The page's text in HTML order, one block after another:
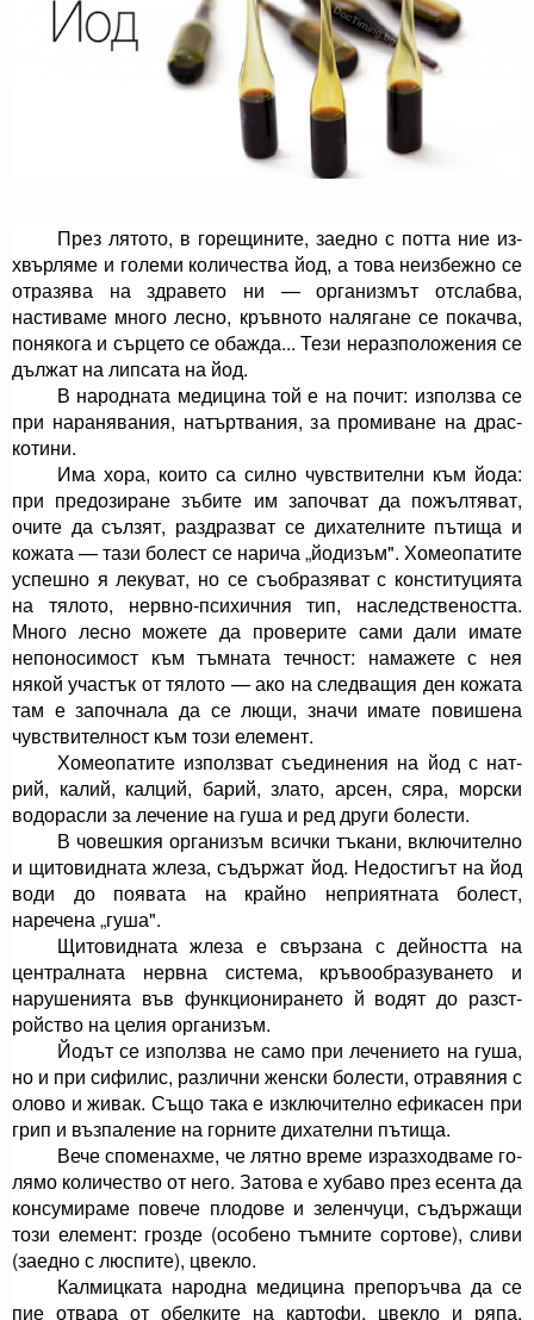
През лятото, в горещините, заедно с потта ние из­
хвърляме и големи количества йод, а това неизбежно се
отразява на здравето ни — организмът отслабва,
настиваме много лесно, кръвното налягане се покач­ва,
понякога и сърцето се обажда... Тези неразполо­жения се
дължат на липсата на йод.
В народната медицина той е на почит: използва се
при наранявания, натъртвания, за промиване на драс­
котини.
Има хора, които са силно чувствителни към йода:
при предозиране зъбите им започват да пожълтяват,
очите да сълзят, раздразват се дихателните пътища и
кожата — тази болест се нарича „йодизъм". Хомеопатите
успешно я лекуват, но се съобразяват с кон­ституцията
на тялото, нервно-психичния тип, нас­ледствеността.
Много лесно можете да проверите сами дали имате
непоносимост към тъмната теч­ност: намажете с нея
някой участък от тялото — ако на следващия ден кожата
там е започнала да се лющи, значи имате повишена
чувствителност към този елемент.
Хомеопатите използват съединения на йод с нат­
рий, калий, калций, барий, злато, арсен, сяра, морски
водорасли за лечение на гуша и ред други болести.
В човешкия организъм всички тъкани, включител­но
и щитовидната жлеза, съдържат йод. Недостигът на йод
води до появата на крайно неприятната бо­лест,
наречена „гуша".
Щитовидната жлеза е свързана с дейността на
централната нервна система, кръвообразуването и
нарушенията във функционирането й водят до разст­
ройство на целия организъм.
Йодът се използва не само при лечението на гуша,
но и при сифилис, различни женски болести, отравя­ния с
олово и живак. Също така е изключително ефи­касен при
грип и възпаление на горните дихателни пътища.
Вече споменахме, че лятно време изразходваме го­
лямо количество от него. Затова е хубаво през есента да
консумираме повече плодове и зеленчуци, съдър­жащи
този елемент: грозде (особено тъмните сорто­ве), сливи
(заедно с люспите), цвекло.
Калмицката народна медицина препоръчва да се
пие отвара от обелките на картофи, цвекло и ряпа.